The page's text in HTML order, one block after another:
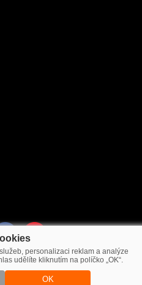
personalizaci reklam a analýze
udělíte kliknutím na políčko „OK“.
OK
CZ s.r.o.